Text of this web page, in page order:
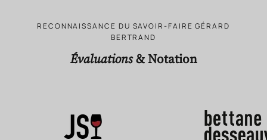
RECONNAISSANCE DU SAVOIR-FAIRE GÉRARD
BERTRAND
Évaluations& Notation